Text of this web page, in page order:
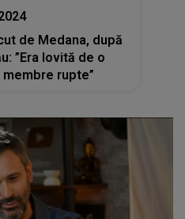
de Medana, după
”Era lovită de o
rupte”